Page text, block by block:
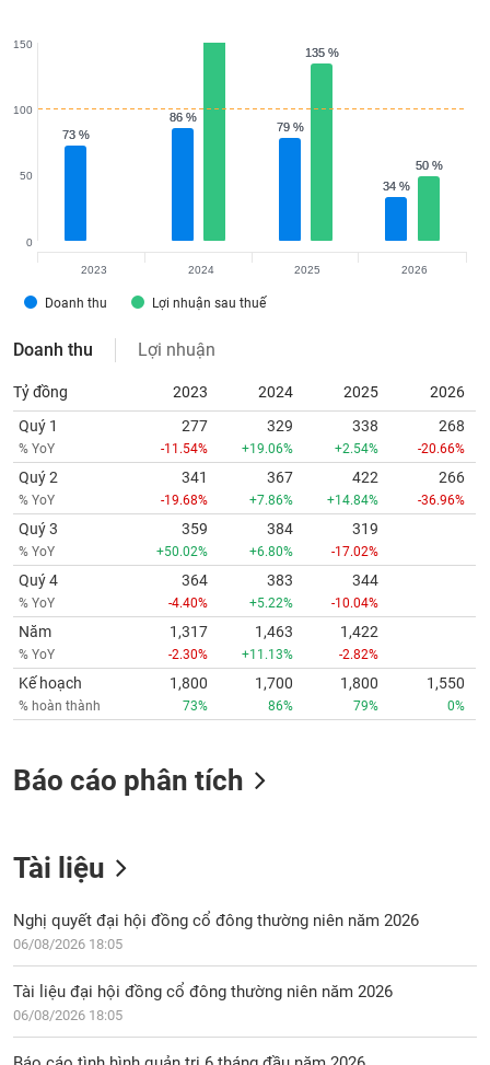
73 %
73 %
86 %
86 %
79 %
79 %
34 %
34 %
135 %
135 %
50 %
50 %
Doanh thu Lợi nhuận sau thuế
0
50
100
150
2023 2024 2025 2026
Doanh thu Lợi nhuận
Tỷ đồng 2023 2024 2025
2026
Quý 1
% YoY
277
-11.54%
329
+19.06%
338
+2.54%
268
-20.66%
Quý 2
% YoY
341
-19.68%
367
+7.86%
422
+14.84%
266
-36.96%
Quý 3
% YoY
359
+50.02%
384
+6.80%
319
-17.02%
Quý 4
% YoY
364
-4.40%
383
+5.22%
344
-10.04%
Năm
% YoY
1,317
-2.30%
1,463
+11.13%
1,422
-2.82%
Kế hoạch
% hoàn thành
1,800
73%
1,700
86%
1,800
79%
1,550
0%
Báo cáo phân tích
Tài liệu
Nghị quyết đại hội đồng cổ đông thường niên năm 2026
06/08/2026 18:05
Tài liệu đại hội đồng cổ đông thường niên năm 2026
06/08/2026 18:05